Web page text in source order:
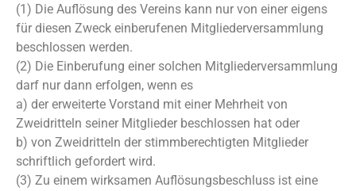
(1) Die Auflösung des Vereins kann nur von einer eigens
für diesen Zweck einberufenen Mitgliederversammlung
beschlossen werden.
(2) Die Einberufung einer solchen Mitgliederversammlung
darf nur dann erfolgen, wenn es
a) der erweiterte Vorstand mit einer Mehrheit von
Zweidritteln seiner Mitglieder beschlossen hat oder
b) von Zweidritteln der stimmberechtigten Mitglieder
schriftlich gefordert wird.
(3) Zu einem wirksamen Auflösungsbeschluss ist eine